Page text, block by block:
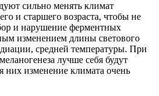
сильно менять климат
и старшего возраста, чтобы не
и нарушение ферментных
изменением длины светового
средней температуры. При
лучше себя будут
них изменение климата очень